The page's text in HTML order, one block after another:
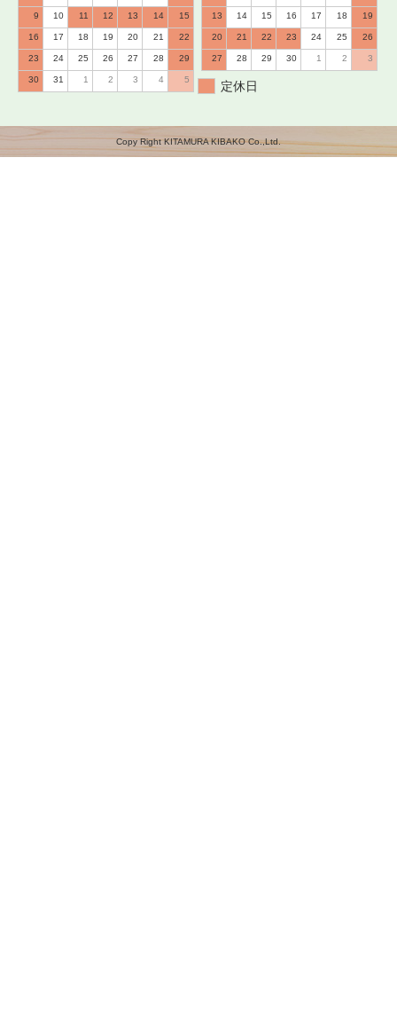
9 10 11 12 13 14 15
16 17 18 19 20 21 22
23 24 25 26 27 28 29
30 31 1 2 3 4 5
13 14 15 16 17 18 19
20 21 22 23 24 25 26
27 28 29 30 1 2 3
定休日
Copy Right KITAMURA KIBAKO Co.,Ltd.